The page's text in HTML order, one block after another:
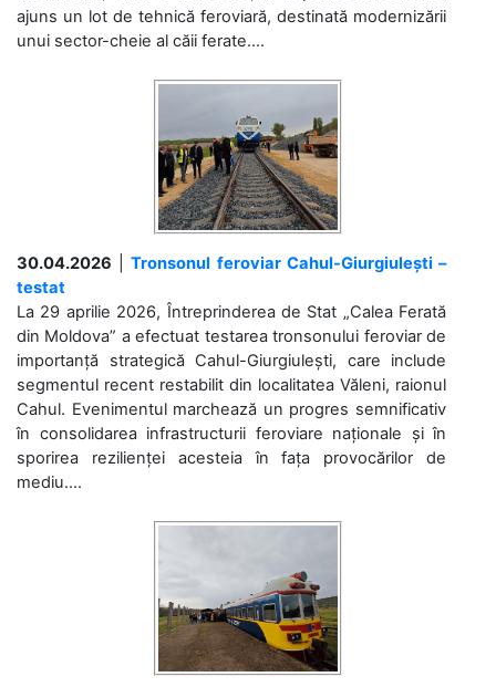
ajuns un lot de tehnică feroviară, destinată modernizării
unui sector-cheie al căii ferate....
30.04.2026 |Tronsonul feroviar Cahul-Giurgiulești –
testat
La 29 aprilie 2026, Întreprinderea de Stat „Calea Ferată
din Moldova” a efectuat testarea tronsonului feroviar de
importanță strategică Cahul-Giurgiulești, care include
segmentul recent restabilit din localitatea Văleni, raionul
Cahul. Evenimentul marchează un progres semnificativ
în consolidarea infrastructurii feroviare naționale și în
sporirea rezilienței acesteia în fața provocărilor de
mediu....